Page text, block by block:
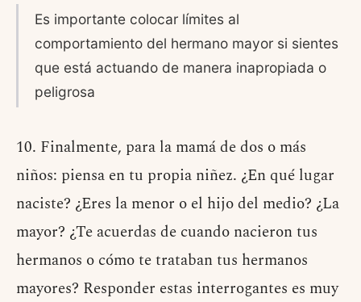
Es importante colocar límites al
comportamiento del hermano mayor si sientes
que está actuando de manera inapropiada o
peligrosa
10. Finalmente, para la mamá de dos o más
niños: piensa en tu propia niñez. ¿En qué lugar
naciste? ¿Eres la menor o el hijo del medio? ¿La
mayor? ¿Te acuerdas de cuando nacieron tus
hermanos o cómo te trataban tus hermanos
mayores? Responder estas interrogantes es muy